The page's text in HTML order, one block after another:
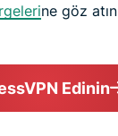
ne göz
Edinin